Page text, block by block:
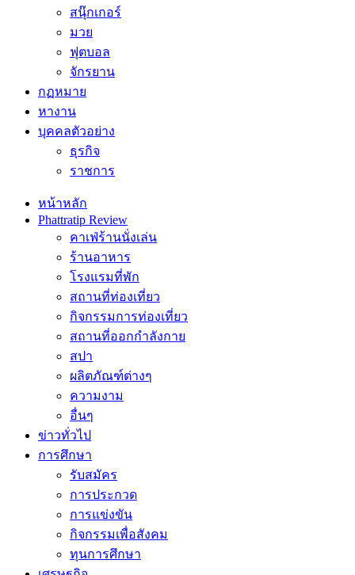
สนุ๊กเกอร์
มวย
ฟุตบอล
จักรยาน
กฏหมาย
หางาน
บุคคลตัวอย่าง
ธุรกิจ
ราชการ
หน้าหลัก
Phattratip Review
คาเฟ่ร้านนั่งเล่น
ร้านอาหาร
โรงแรมที่พัก
สถานที่ท่องเที่ยว
กิจกรรมการท่องเที่ยว
สถานที่ออกกำลังกาย
สปา
ผลิตภัณฑ์ต่างๆ
ความงาม
อื่นๆ
ข่าวทั่วไป
การศึกษา
รับสมัคร
การประกวด
การแข่งขัน
กิจกรรมเพื่อสังคม
ทุนการศึกษา